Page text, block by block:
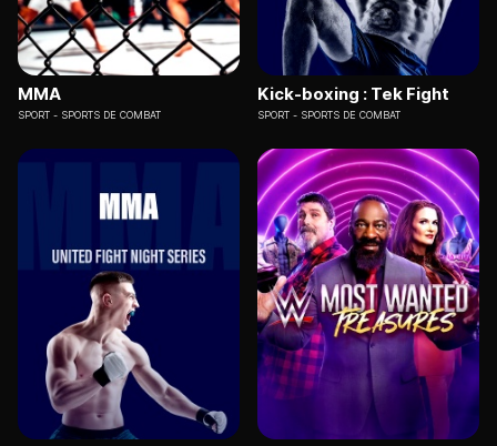
MMA
SPORT SPORTS DE COMBAT
Kick-boxing : Tek Fight
SPORT SPORTS DE COMBAT